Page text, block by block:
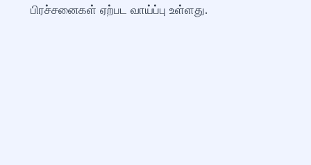
பிரச்சனைகள் ஏற்பட வாய்ப்பு உள்ளது.